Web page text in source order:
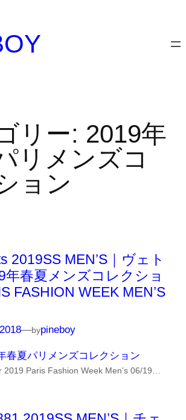
リー: 2019年
リメンズコ
ョン
2019SS MEN’S｜ヴェト
年春夏メンズコレクショ
FASHION WEEK MEN’S
—bypineboy
春夏パリメンズコレクション
2019 Paris Fashion Week Men’s 06/19…